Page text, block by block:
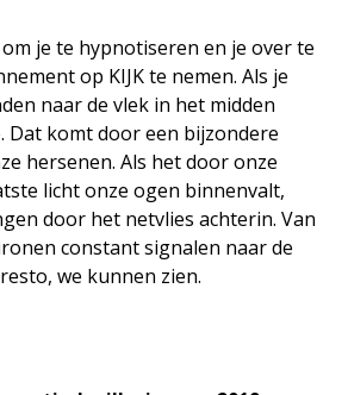
je te hypnotiseren en je over te
op KIJK te nemen. Als je
naar de vlek in het midden
Dat komt door een bijzondere
hersenen. Als het door onze
licht onze ogen binnenvalt,
door het netvlies achterin. Van
constant signalen naar de
we kunnen zien.